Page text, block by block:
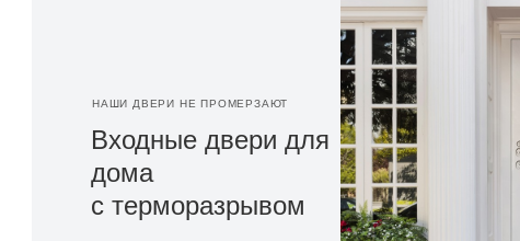
НАШИ ДВЕРИ НЕ ПРОМЕРЗАЮТ
Входные двери для
дома
с терморазрывом